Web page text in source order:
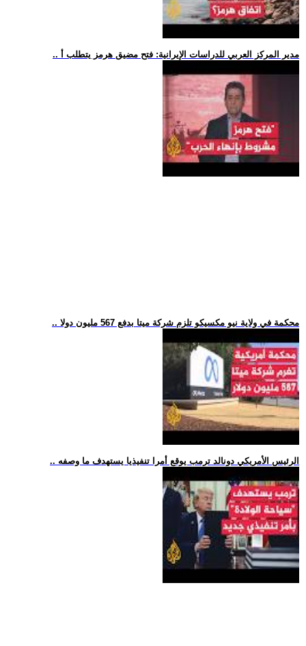
.. مدير المركز العربي للدراسات الإيرانية: فتح مضيق هرمز يتطلب أ
.. محكمة في ولاية نيو مكسيكو تلزم شركة ميتا بدفع 567 مليون دولا
.. الرئيس الأمريكي دونالد ترمب يوقع أمرا تنفيذيا يستهدف ما وصفه